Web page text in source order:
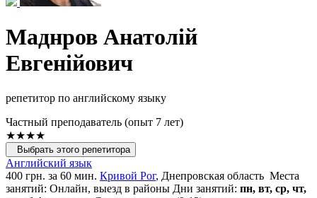
Маднров Анатолій
Евгенійович
репетитор по английскому языку
Частный преподаватель (опыт 7 лет)
★★★★
Выбрать этого репетитора
Английский язык
400 грн. за 60 мин. Кривой Рог, Днепровская область Места
занятий: Онлайн, выезд в районы Дни занятий: пн, вт, ср, чт,